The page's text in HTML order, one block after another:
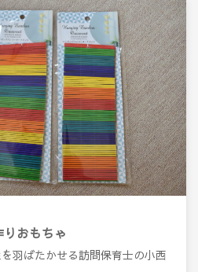
りおもちゃ
羽ばたかせる訪問保育士の小西